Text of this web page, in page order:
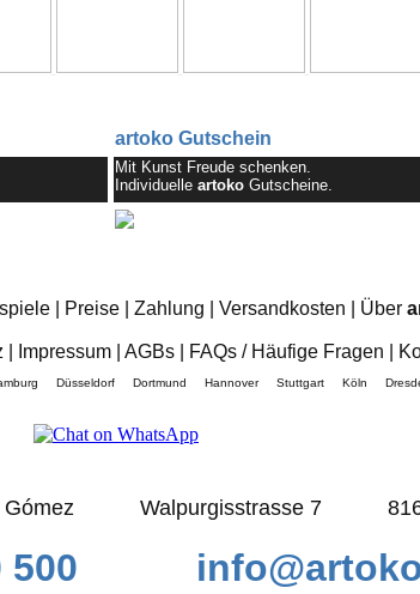
artoko Gutschein
Mit Kunst Freude schenken.
Individuelle artokoGutscheine.
Preise Zahlung Versandkosten Über
Impressum AGBs FAQs / Häufige Fragen
Düsseldorf Dortmund Hannover Stuttgart Köln
Gómez Walpurgisstrasse 7
500